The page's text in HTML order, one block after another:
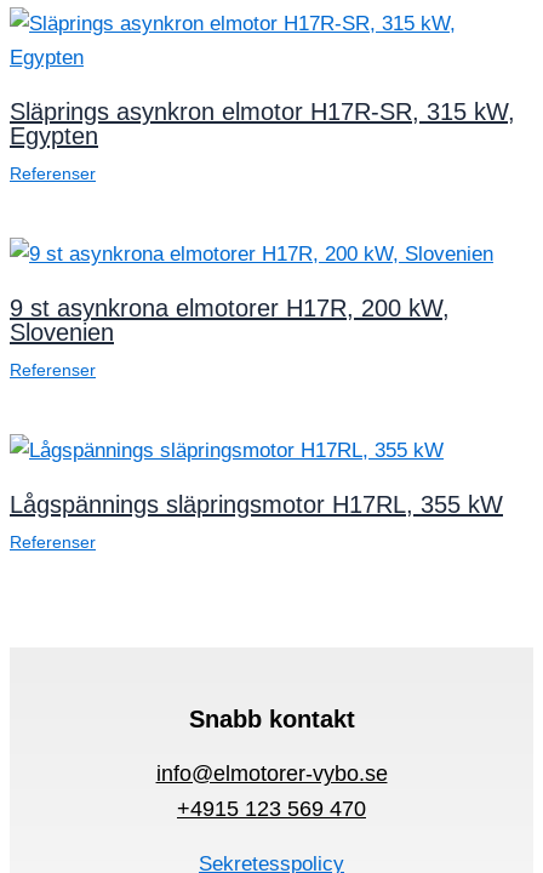
Släprings asynkron elmotor H17R-SR, 315 kW,
Egypten
Referenser
9 st asynkrona elmotorer H17R, 200 kW,
Slovenien
Referenser
Lågspännings släpringsmotor H17RL, 355 kW
Referenser
Snabb kontakt
info@elmotorer-vybo.se
+4915 123 569 470
Sekretesspolicy